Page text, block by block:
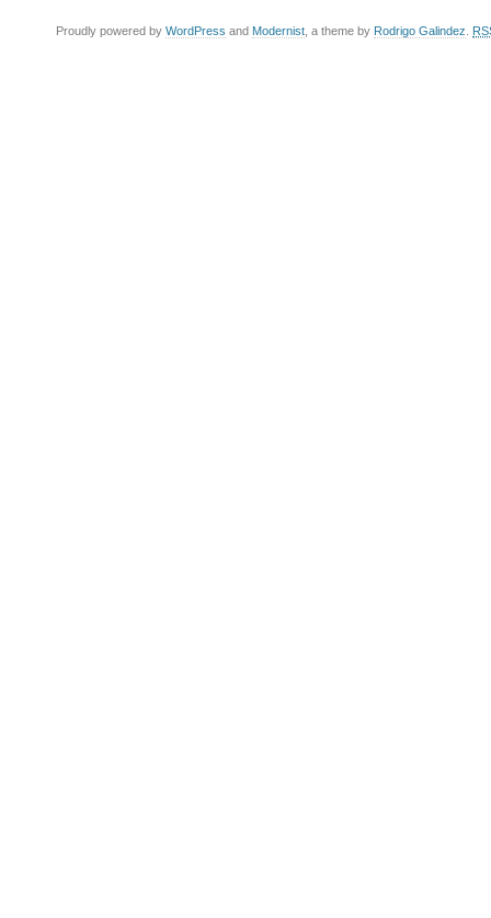
Proudly powered by WordPress and Modernist , a theme by Rodrigo Galindez